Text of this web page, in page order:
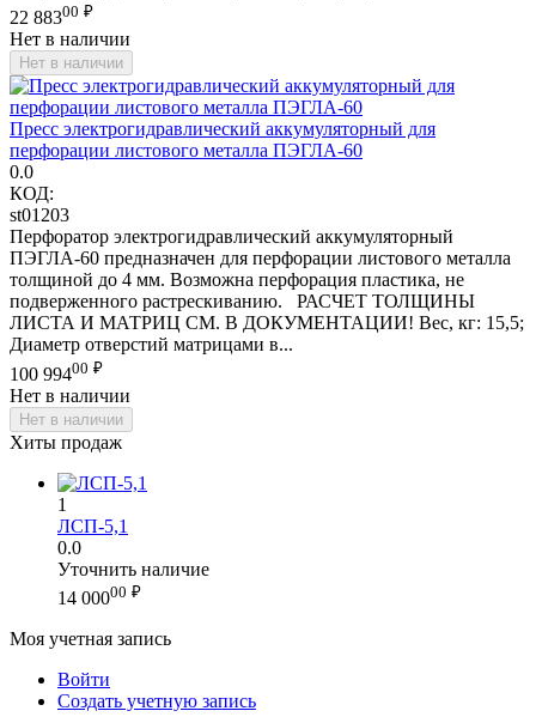
22 88300 ₽
Нет в наличии
Нет в наличии
Пресс электрогидравлический аккумуляторный для
перфорации листового металла ПЭГЛА-60
0.0
КОД:
st01203
Перфоратор электрогидравлический аккумуляторный
ПЭГЛА-60 предназначен для перфорации листового металла
толщиной до 4 мм. Возможна перфорация пластика, не
подверженного растрескиванию. РАСЧЕТ ТОЛЩИНЫ
ЛИСТА И МАТРИЦ СМ. В ДОКУМЕНТАЦИИ! Вес, кг: 15,5;
Диаметр отверстий матрицами в...
100 99400 ₽
Нет в наличии
Нет в наличии
Хиты продаж
1
ЛСП-5,1
0.0
Уточнить наличие
14 00000 ₽
Моя учетная запись
Войти
Создать учетную запись